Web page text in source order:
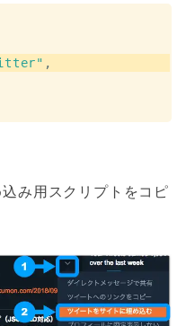
,
み用スクリプトをコピ